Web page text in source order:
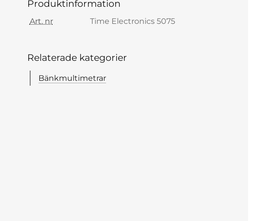
Produktinformation
Art. nr Time Electronics 5075
Relaterade kategorier
Bänkmultimetrar